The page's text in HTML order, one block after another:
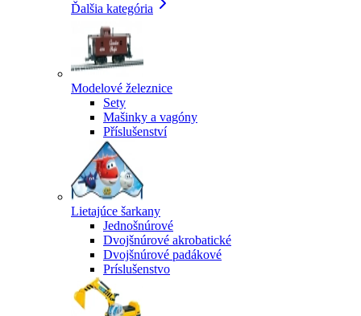
Ďalšia kategória
Modelové železnice
Sety
Mašinky a vagóny
Příslušenství
Lietajúce šarkany
Jednošnúrové
Dvojšnúrové akrobatické
Dvojšnúrové padákové
Príslušenstvo